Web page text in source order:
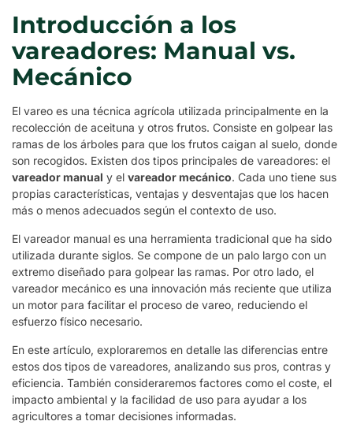
Introducción a los
vareadores: Manual vs.
Mecánico
El vareo es una técnica agrícola utilizada principalmente en la
recolección de aceituna y otros frutos. Consiste en golpear las
ramas de los árboles para que los frutos caigan al suelo, donde
son recogidos. Existen dos tipos principales de vareadores: el
vareador manual y el vareador mecánico. Cada uno tiene sus
propias características, ventajas y desventajas que los hacen
más o menos adecuados según el contexto de uso.
El vareador manual es una herramienta tradicional que ha sido
utilizada durante siglos. Se compone de un palo largo con un
extremo diseñado para golpear las ramas. Por otro lado, el
vareador mecánico es una innovación más reciente que utiliza
un motor para facilitar el proceso de vareo, reduciendo el
esfuerzo físico necesario.
En este artículo, exploraremos en detalle las diferencias entre
estos dos tipos de vareadores, analizando sus pros, contras y
eficiencia. También consideraremos factores como el coste, el
impacto ambiental y la facilidad de uso para ayudar a los
agricultores a tomar decisiones informadas.